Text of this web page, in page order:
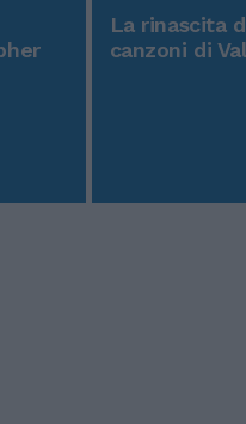
La rinascita
canzoni di